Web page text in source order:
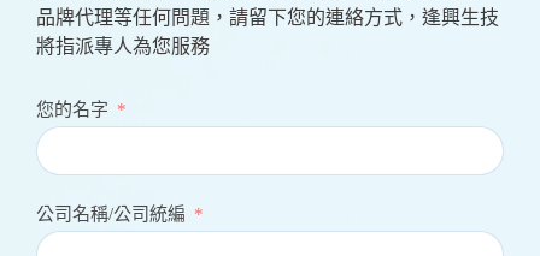
品牌代理等任何問題，請留下您的連絡方式，逢興生技
將指派專人為您服務
您的名字
公司名稱/公司統編